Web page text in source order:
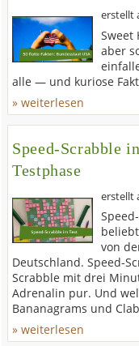
erstellt
Sweet
aber
alle — und kuriose
» weiterlesen
Speed-Scrabble
Testphase
erstellt
von
Deutschland. Speed-
Scrabble mit drei
Adrenalin pur. Und
Bananagrams und
» weiterlesen